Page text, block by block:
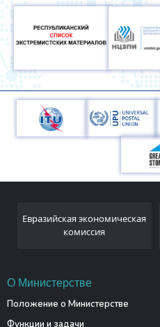
Евразийская экономическая
комиссия
О Министерстве
Положение о Министерстве
Функции и задачи